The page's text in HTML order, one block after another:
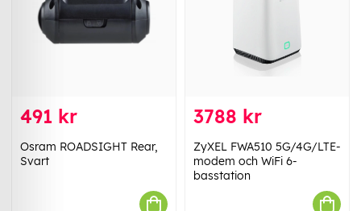
491 kr
Osram ROADSIGHT Rear,
Svart
3788 kr
ZyXEL FWA510 5G/4G/LTE-
modem och WiFi 6-
basstation